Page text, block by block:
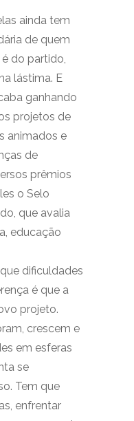
ainda tem
de quem
do partido,
lástima. E
ganhando
projetos de
animados e
de
prêmios
o Selo
que avalia
educação
dificuldades
é que a
projeto.
crescem e
em esferas
se
Tem que
enfrentar